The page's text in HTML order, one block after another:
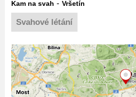
Kam na svah - Vršetín
Svahové létání